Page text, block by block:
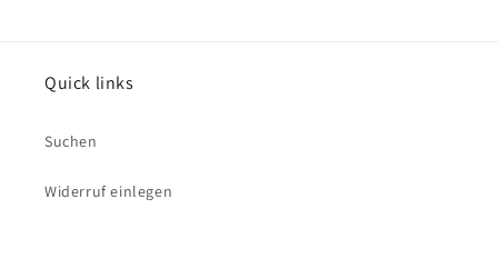
Quick links
Suchen
Widerruf einlegen